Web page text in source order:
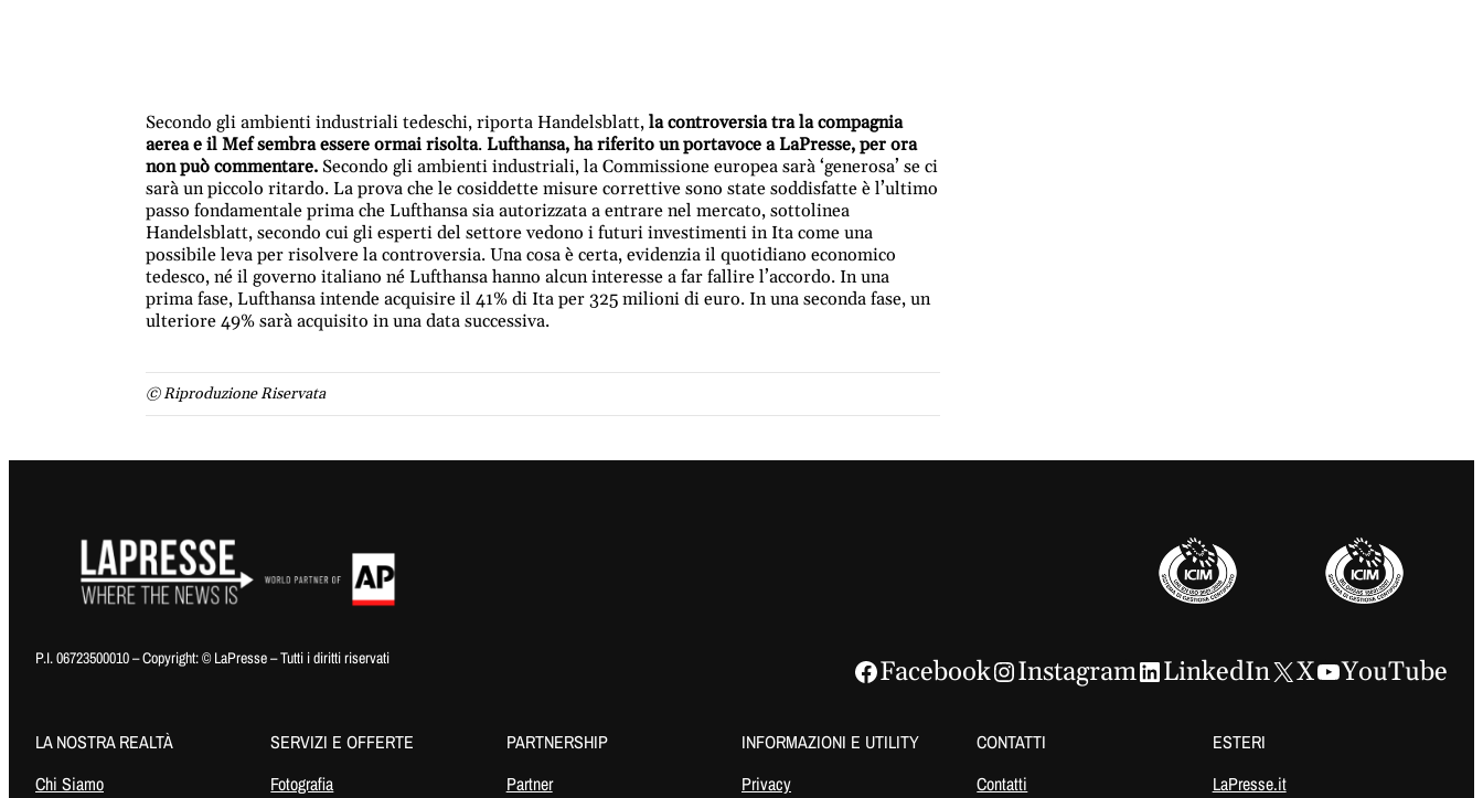
Secondo gli ambienti industriali tedeschi, riporta Handelsblatt, la controversia tra la compagnia
aerea e il Mef sembra essere ormai risolta. Lufthansa, ha riferito un portavoce a LaPresse, per ora
non può commentare. Secondo gli ambienti industriali, la Commissione europea sarà ‘generosa’ se ci
sarà un piccolo ritardo. La prova che le cosiddette misure correttive sono state soddisfatte è l’ultimo
passo fondamentale prima che Lufthansa sia autorizzata a entrare nel mercato, sottolinea
Handelsblatt, secondo cui gli esperti del settore vedono i futuri investimenti in Ita come una
possibile leva per risolvere la controversia. Una cosa è certa, evidenzia il quotidiano economico
tedesco, né il governo italiano né Lufthansa hanno alcun interesse a far fallire l’accordo. In una
prima fase, Lufthansa intende acquisire il 41% di Ita per 325 milioni di euro. In una seconda fase, un
ulteriore 49% sarà acquisito in una data successiva.
© Riproduzione Riservata
P.I. 06723500010 – Copyright: © LaPresse – Tutti i diritti riservati Facebook Instagram LinkedIn X YouTube
LA NOSTRA REALTÀ
Chi Siamo
SERVIZI E OFFERTE
Fotografia
PARTNERSHIP
Partner
INFORMAZIONI E UTILITY
Privacy
CONTATTI
Contatti
ESTERI
LaPresse.it